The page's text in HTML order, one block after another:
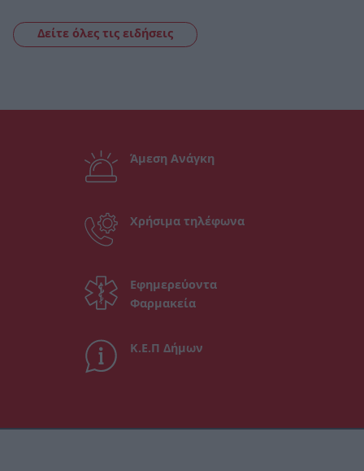
Δείτε όλες τις ειδήσεις
Άμεση Ανάγκη
Χρήσιμα τηλέφωνα
Εφημερεύοντα
Φαρμακεία
Κ.Ε.Π Δήμων